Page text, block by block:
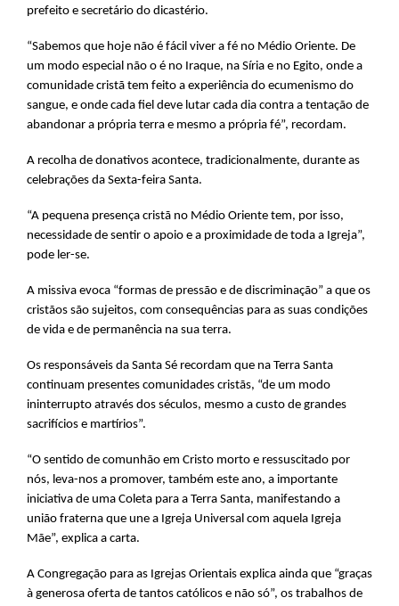
prefeito e secretário do dicastério.
“Sabemos que hoje não é fácil viver a fé no Médio Oriente. De
um modo especial não o é no Iraque, na Síria e no Egito, onde a
comunidade cristã tem feito a experiência do ecumenismo do
sangue, e onde cada fiel deve lutar cada dia contra a tentação de
abandonar a própria terra e mesmo a própria fé”, recordam.
A recolha de donativos acontece, tradicionalmente, durante as
celebrações da Sexta-feira Santa.
“A pequena presença cristã no Médio Oriente tem, por isso,
necessidade de sentir o apoio e a proximidade de toda a Igreja”,
pode ler-se.
A missiva evoca “formas de pressão e de discriminação” a que os
cristãos são sujeitos, com consequências para as suas condições
de vida e de permanência na sua terra.
Os responsáveis da Santa Sé recordam que na Terra Santa
continuam presentes comunidades cristãs, “de um modo
ininterrupto através dos séculos, mesmo a custo de grandes
sacrifícios e martírios”.
“O sentido de comunhão em Cristo morto e ressuscitado por
nós, leva-nos a promover, também este ano, a importante
iniciativa de uma Coleta para a Terra Santa, manifestando a
união fraterna que une a Igreja Universal com aquela Igreja
Mãe”, explica a carta.
A Congregação para as Igrejas Orientais explica ainda que “graças
à generosa oferta de tantos católicos e não só”, os trabalhos de